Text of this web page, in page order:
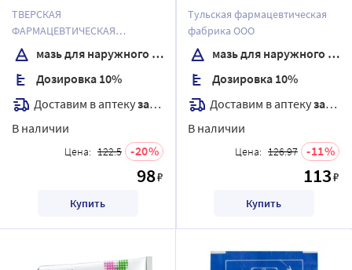
гр
ТВЕРСКАЯ
ФАРМАЦЕВТИЧЕСКАЯ
ФАБРИКА ОАО
мазь для наружного применения
Дозировка 10%
Доставим в аптекузавтра
В наличии
Цена: 122.5 20
98₽
Купить
гр банка
Тульская фармацевтическая
фабрика ООО
мазь для наружного применения
Дозировка 10%
Доставим в аптекузавтра
В наличии
Цена: 126.97 11
113₽
Купить